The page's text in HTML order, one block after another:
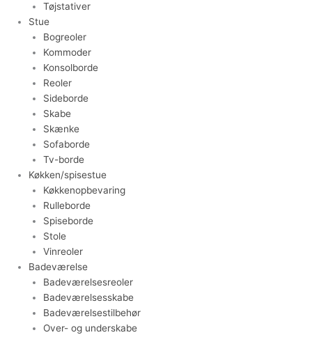
Tøjstativer
Stue
Bogreoler
Kommoder
Konsolborde
Reoler
Sideborde
Skabe
Skænke
Sofaborde
Tv-borde
Køkken/spisestue
Køkkenopbevaring
Rulleborde
Spiseborde
Stole
Vinreoler
Badeværelse
Badeværelsesreoler
Badeværelsesskabe
Badeværelsestilbehør
Over- og underskabe